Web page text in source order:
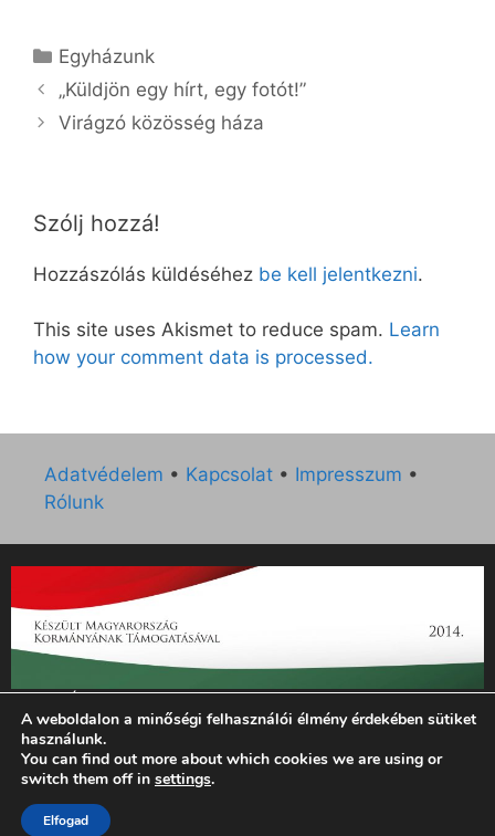
Kategória
Egyházunk
„Küldjön egy hírt, egy fotót!”
Virágzó közösség háza
Szólj hozzá!
Hozzászólás küldéséhez be kell jelentkezni.
This site uses Akismet to reduce spam. Learn
how your comment data is processed.
Adatvédelem • Kapcsolat • Impresszum •
Rólunk
„Az Új Ember katolikus hetilap 2014. évi működésének
támogatását az EGYH-KCP-14-P-0121 sz. támogatási
szerződés keretében 3 000 000 Ft összegben támogatta az
Emberi Erőforrások Minisztériuma.”
© 2026 Magyar Kurír - Új Ember
A weboldalon a minőségi felhasználói élmény érdekében sütiket
használunk.
You can find out more about which cookies we are using or
switch them off in settings.
Elfogad